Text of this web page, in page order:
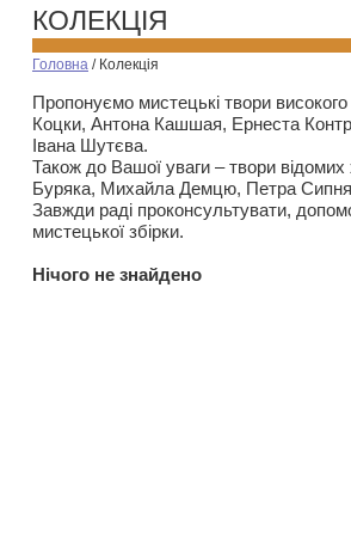
КОЛЕКЦІЯ
Головна / Колекція
Пропонуємо мистецькі твори
Коцки, Антона Кашшая, Ернеста
Івана Шутєва.
Також до Вашої уваги – твори
Буряка, Михайла Демцю, Петра
Завжди раді проконсультувати,
мистецької збірки.
Нiчого не знайдено